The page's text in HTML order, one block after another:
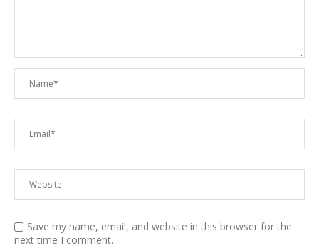
Save my name, email, and website in this browser for the
next time I comment.